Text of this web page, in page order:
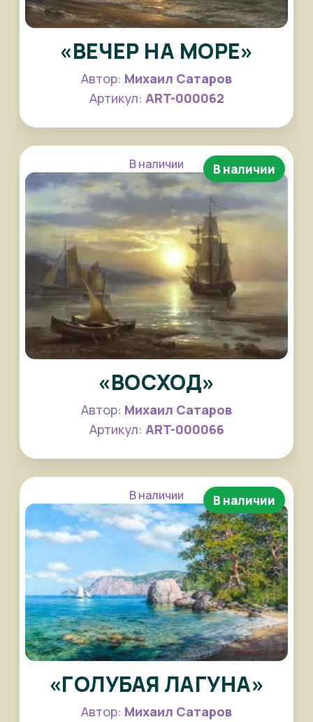
«ВЕЧЕР НА МОРЕ»
Автор: Михаил Сатаров
Артикул: ART-000062
В наличии
В наличии
«ВОСХОД»
Автор: Михаил Сатаров
Артикул: ART-000066
В наличии
В наличии
«ГОЛУБАЯ ЛАГУНА»
Автор: Михаил Сатаров